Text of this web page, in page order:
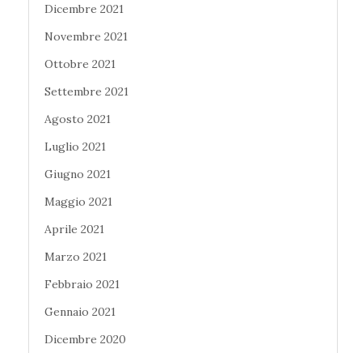
Dicembre 2021
Novembre 2021
Ottobre 2021
Settembre 2021
Agosto 2021
Luglio 2021
Giugno 2021
Maggio 2021
Aprile 2021
Marzo 2021
Febbraio 2021
Gennaio 2021
Dicembre 2020